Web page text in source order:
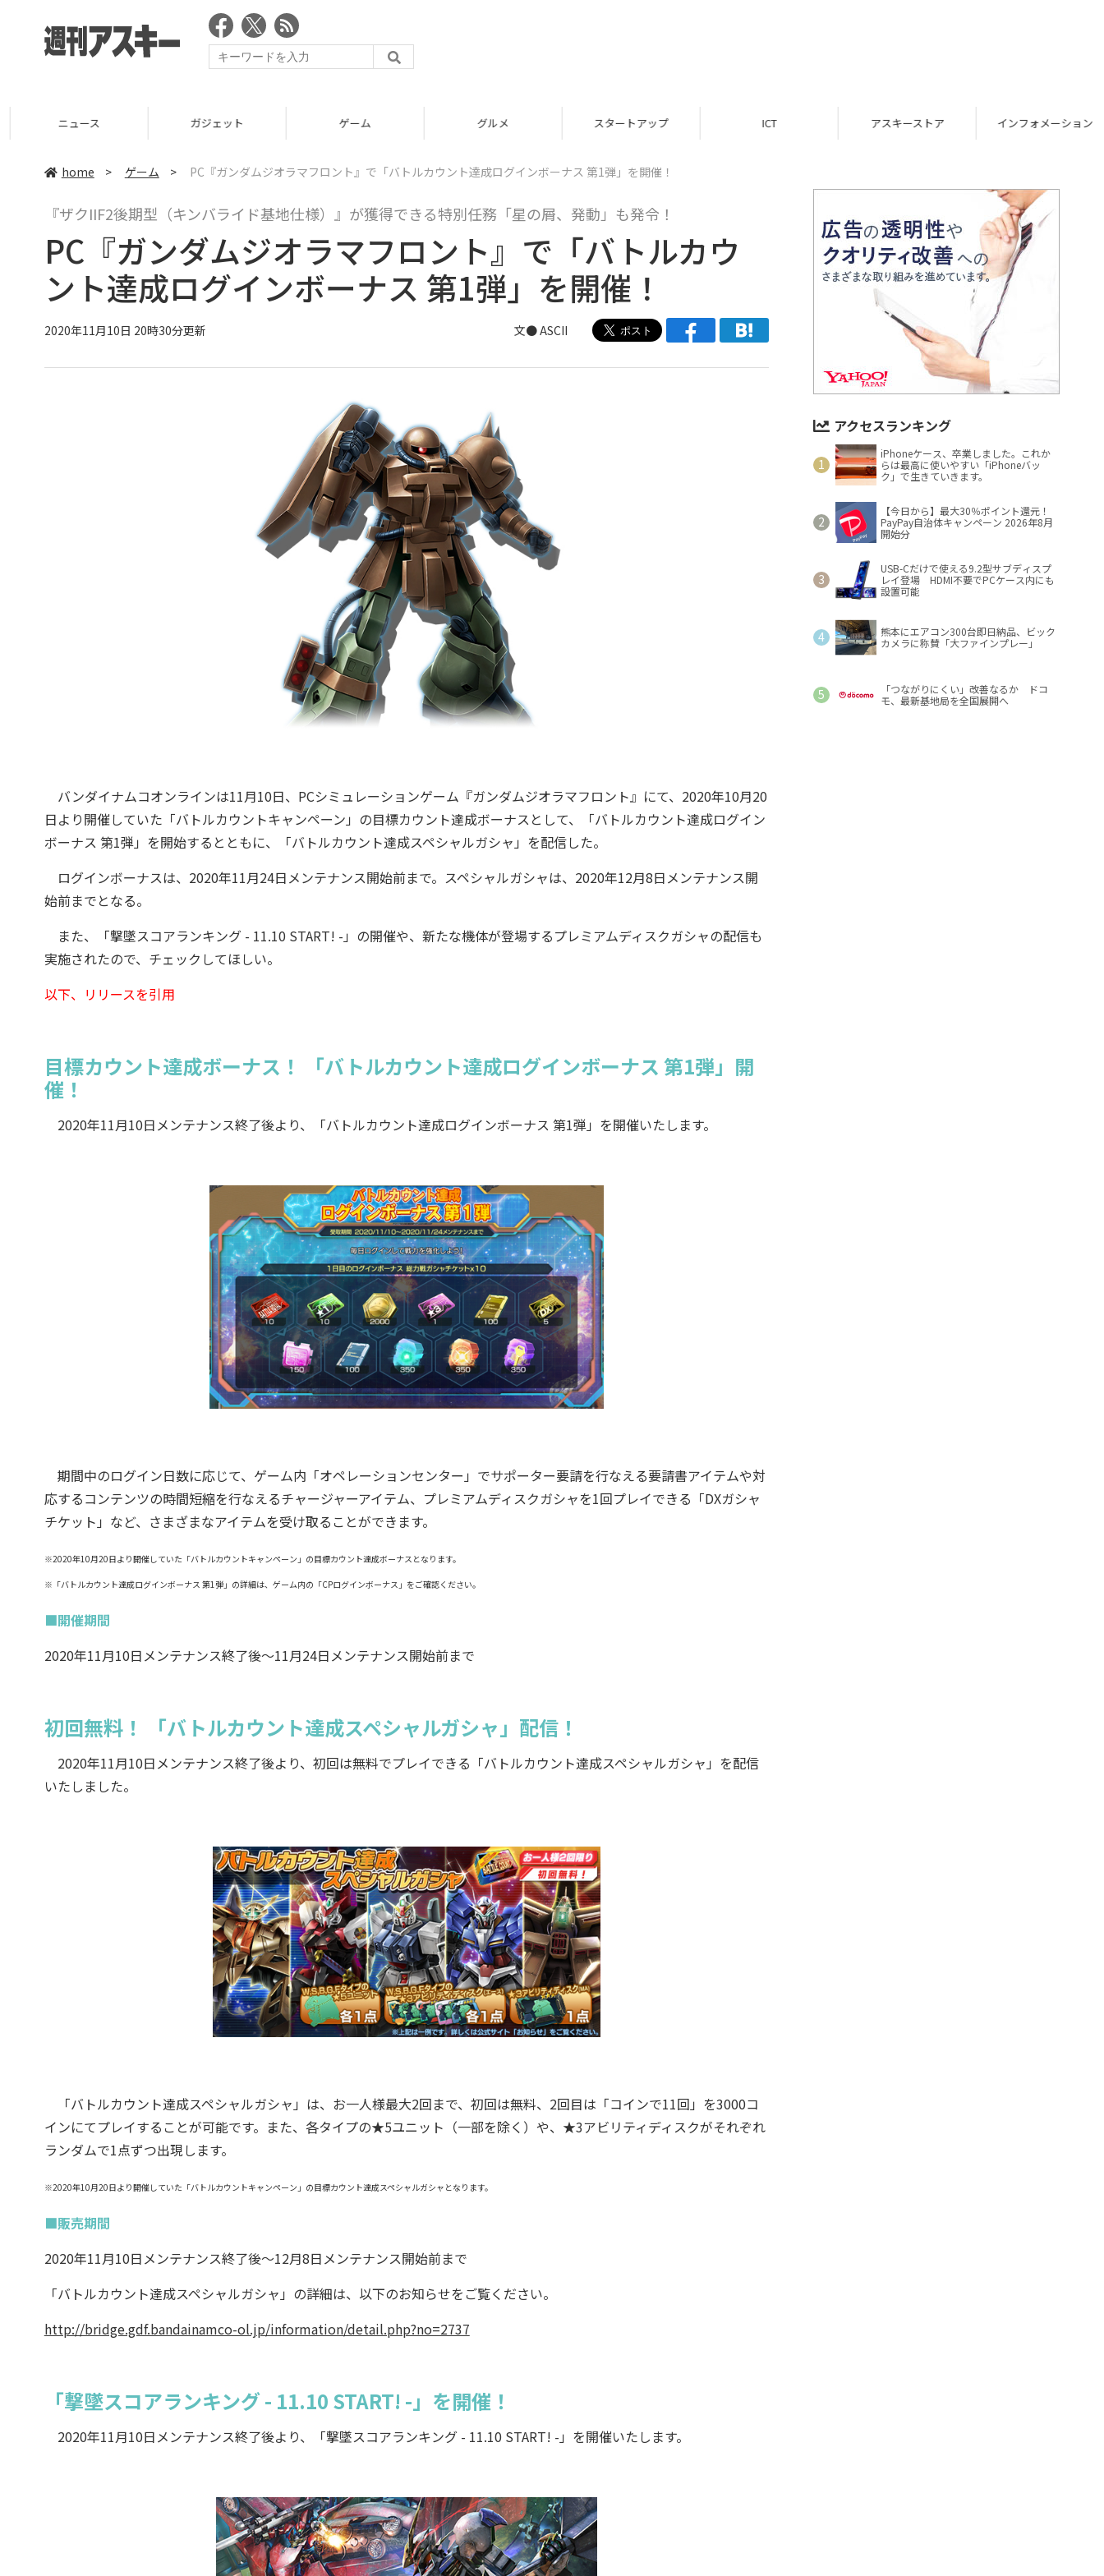
ニュース ガジェット ゲーム グルメ スタートアップ ICT アスキーストア インフォメーション
home > ゲーム > PC『ガンダムジオラマフロント』で「バトルカウント達成ログインボーナス 第1弾」を開催！
『ザクIIF2後期型（キンバライド基地仕様）』が獲得できる特別任務「星の屑、発動」も発令！
PC『ガンダムジオラマフロント』で「バトルカウ
ント達成ログインボーナス 第1弾」を開催！
2020年11月10日 20時30分更新 文● ASCII
バンダイナムコオンラインは11月10日、PCシミュレーションゲーム『ガンダムジオラマフロント』にて、2020年10月20
日より開催していた「バトルカウントキャンペーン」の目標カウント達成ボーナスとして、「バトルカウント達成ログイン
ボーナス 第1弾」を開始するとともに、「バトルカウント達成スペシャルガシャ」を配信した。
ログインボーナスは、2020年11月24日メンテナンス開始前まで。スペシャルガシャは、2020年12月8日メンテナンス開
始前までとなる。
また、「撃墜スコアランキング - 11.10 START! -」の開催や、新たな機体が登場するプレミアムディスクガシャの配信も
実施されたので、チェックしてほしい。
以下、リリースを引用
目標カウント達成ボーナス！ 「バトルカウント達成ログインボーナス 第1弾」開
催！
2020年11月10日メンテナンス終了後より、「バトルカウント達成ログインボーナス 第1弾」を開催いたします。
期間中のログイン日数に応じて、ゲーム内「オペレーションセンター」でサポーター要請を行なえる要請書アイテムや対
応するコンテンツの時間短縮を行なえるチャージャーアイテム、プレミアムディスクガシャを1回プレイできる「DXガシャ
チケット」など、さまざまなアイテムを受け取ることができます。
※2020年10月20日より開催していた「バトルカウントキャンペーン」の目標カウント達成ボーナスとなります。
※「バトルカウント達成ログインボーナス 第1弾」の詳細は、ゲーム内の「CPログインボーナス」をご確認ください。
■開催期間
2020年11月10日メンテナンス終了後～11月24日メンテナンス開始前まで
初回無料！ 「バトルカウント達成スペシャルガシャ」配信！
2020年11月10日メンテナンス終了後より、初回は無料でプレイできる「バトルカウント達成スペシャルガシャ」を配信
いたしました。
「バトルカウント達成スペシャルガシャ」は、お一人様最大2回まで、初回は無料、2回目は「コインで11回」を3000コ
インにてプレイすることが可能です。また、各タイプの★5ユニット（一部を除く）や、★3アビリティディスクがそれぞれ
ランダムで1点ずつ出現します。
※2020年10月20日より開催していた「バトルカウントキャンペーン」の目標カウント達成スペシャルガシャとなります。
■販売期間
2020年11月10日メンテナンス終了後～12月8日メンテナンス開始前まで
「バトルカウント達成スペシャルガシャ」の詳細は、以下のお知らせをご覧ください。
http://bridge.gdf.bandainamco-ol.jp/information/detail.php?no=2737
「撃墜スコアランキング - 11.10 START! -」を開催！
2020年11月10日メンテナンス終了後より、「撃墜スコアランキング - 11.10 START! -」を開催いたします。
アクセスランキング
iPhoneケース、卒業しました。これか
らは最高に使いやすい「iPhoneバッ
ク」で生きていきます。
【今日から】最大30％ポイント還元！
PayPay自治体キャンペーン 2026年8月
開始分
USB-Cだけで使える9.2型サブディスプ
レイ登場 HDMI不要でPCケース内にも
設置可能
熊本にエアコン300台即日納品、ビック
カメラに称賛「大ファインプレー」
「つながりにくい」改善なるか ドコ
モ、最新基地局を全国展開へ